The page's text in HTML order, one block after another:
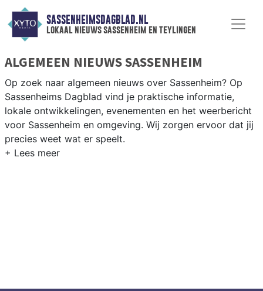
SASSENHEIMSDAGBLAD.NL
lokaal nieuws sassenheim en teylingen
ALGEMEEN NIEUWS SASSENHEIM
Op zoek naar algemeen nieuws over Sassenheim? Op
Sassenheims Dagblad vind je praktische informatie,
lokale ontwikkelingen, evenementen en het weerbericht
voor Sassenheim en omgeving. Wij zorgen ervoor dat jij
precies weet wat er speelt.